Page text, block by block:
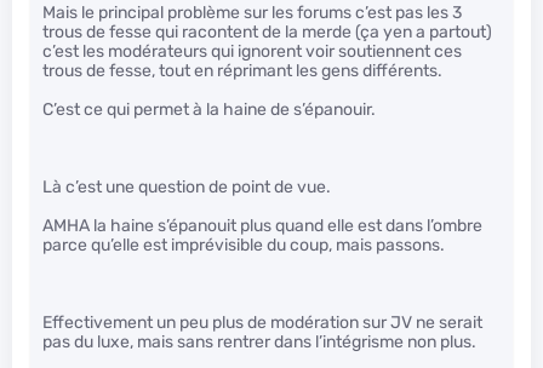
Mais le principal problème sur les forums c’est pas les 3
trous de fesse qui racontent de la merde (ça yen a partout)
c’est les modérateurs qui ignorent voir soutiennent ces
trous de fesse, tout en réprimant les gens différents.
C’est ce qui permet à la haine de s’épanouir.
Là c’est une question de point de vue.
AMHA la haine s’épanouit plus quand elle est dans l’ombre
parce qu’elle est imprévisible du coup, mais passons.
Effectivement un peu plus de modération sur JV ne serait
pas du luxe, mais sans rentrer dans l’intégrisme non plus.